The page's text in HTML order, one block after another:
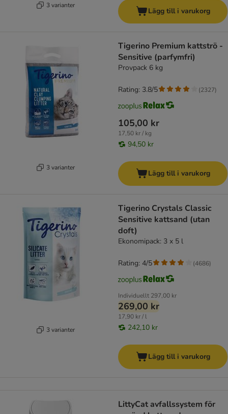
3 varianter
Lägg till i varukorg
3 varianter
Tigerino Premium kattströ -
Sensitive (parfymfri)
Provpack 6 kg
105,00 kr
17,50 kr / kg
94,50 kr
Rating: 3.8/5 (2327)
Lägg till i varukorg
3 varianter
Tigerino Crystals Classic
Sensitive kattsand (utan
doft)
Ekonomipack: 3 x 5 l
Individuellt 297,00 kr
269,00 kr
17,90 kr / l
242,10 kr
Rating: 4/5 (4686)
Lägg till i varukorg
LittyCat avfallssystem för